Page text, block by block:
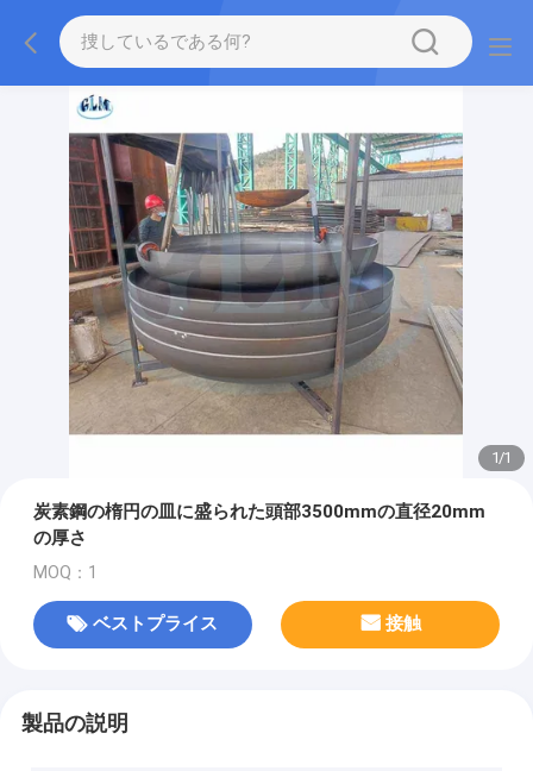
1/1
炭素鋼の楕円の皿に盛られた頭部3500mmの直径20mm
の厚さ
MOQ：1
ベストプライス 接触
製品の説明